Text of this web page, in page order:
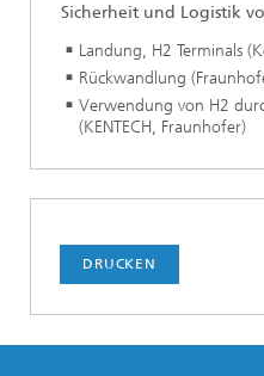
Sicherheit und Logistik
Landung, H2 Terminals
Rückwandlung
Verwendung von H2
(KENTECH, Fraunhofer)
DRUCKEN